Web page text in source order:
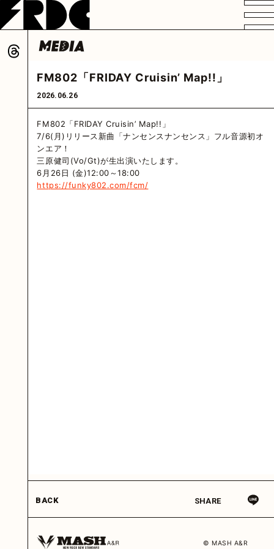
VIDEO
DISCOGRAPHY
GOODS FAN CLUB
HOME
FM802「FRIDAY Cruisin’ Map!!」
2026.06.26
FM802「FRIDAY Cruisin’ Map!!」
7/6(月)リリース新曲「ナンセンスナンセンス」フル音源初オ
ンエア！
三原健司(Vo/Gt)が生出演いたします。
6月26日 (金)12:00～18:00
https://funky802.com/fcm/
BACK SHARE
© MASH A&R